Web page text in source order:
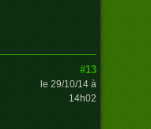
#13
le 29/10/14 à
14h02